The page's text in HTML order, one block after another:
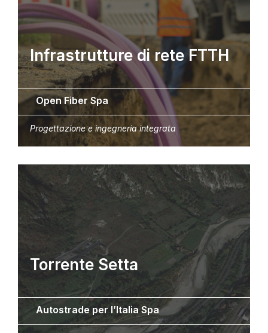
Infrastrutture di rete FTTH
Open Fiber Spa
Progettazione e ingegneria integrata
Torrente Setta
Autostrade per l’Italia Spa